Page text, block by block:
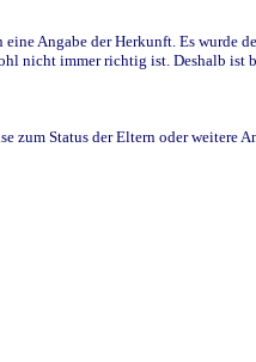
Angabe der Herkunft. Es wurde
nicht immer richtig ist. Deshalb ist
zum Status der Eltern oder weitere